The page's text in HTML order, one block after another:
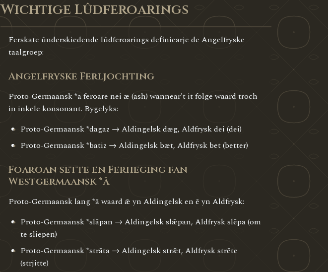
Wichtige Lûdferoarings
Ferskate ûnderskiedende lûdferoarings definiearje de Angelfryske
taalgroep:
Angelfryske Ferljochting
Proto-Germaansk *a feroare nei æ (ash) wannear't it folge waard troch
in inkele konsonant. Bygelyks:
Proto-Germaansk *dagaz → Aldingelsk dæg, Aldfrysk dei (dei)
Proto-Germaansk *batiz → Aldingelsk bæt, Aldfrysk bet (better)
Foaroan sette en Ferheging fan
Westgermaansk *ā
Proto-Germaansk lang *ā waard ǣ yn Aldingelsk en ē yn Aldfrysk:
Proto-Germaansk *slāpan → Aldingelsk slǣpan, Aldfrysk slēpa (om
te sliepen)
Proto-Germaansk *strāta → Aldingelsk strǣt, Aldfrysk strēte
(strjitte)